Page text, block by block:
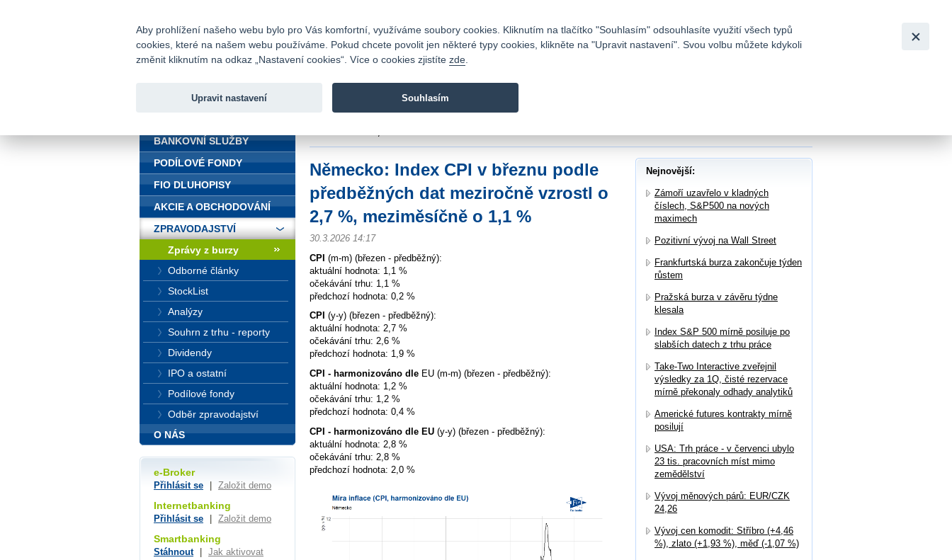
Fio banka
Fio banka je moderní česká banka. Poskytuje účty bez poplatků a
Německo: Index CPI v březnu podle
předběžných dat meziročně vzrostl o
2,7 %, meziměsíčně o 1,1 %
30.3.2026 14:17
CPI (m-m) (březen - předběžný):
aktuální hodnota: 1,1 %
očekávání trhu: 1,1 %
předchozí hodnota: 0,2 %
CPI (y-y) (březen - předběžný):
aktuální hodnota: 2,7 %
očekávání trhu: 2,6 %
předchozí hodnota: 1,9 %
CPI - harmonizováno dle EU (m-m) (březen - předběžný):
aktuální hodnota: 1,2 %
očekávání trhu: 1,2 %
předchozí hodnota: 0,4 %
CPI - harmonizováno dle EU (y-y) (březen - předběžný):
aktuální hodnota: 2,8 %
očekávání trhu: 2,8 %
předchozí hodnota: 2,0 %
Nejnovější:
Zámoří uzavřelo v kladných
číslech, S&P500 na nových
maximech
Pozitivní vývoj na Wall Street
Frankfurtská burza zakončuje týden
růstem
Pražská burza v závěru týdne
klesala
Index S&P 500 mírně posiluje po
slabších datech z trhu práce
Take-Two Interactive zveřejnil
výsledky za 1Q, čisté rezervace
mírně překonaly odhady analytiků
Americké futures kontrakty mírně
posilují
USA: Trh práce - v červenci ubylo
23 tis. pracovních míst mimo
zemědělství
Vývoj měnových párů: EUR/CZK
24,26
Vývoj cen komodit: Stříbro (+4,46
%), zlato (+1,93 %), měď (-1,07 %)
BANKOVNÍ SLUŽBY
PODÍLOVÉ FONDY
FIO DLUHOPISY
AKCIE A OBCHODOVÁNÍ
ZPRAVODAJSTVÍ
Zprávy z burzy
Odborné články
StockList
Analýzy
Souhrn z trhu - reporty
Dividendy
IPO a ostatní
Podílové fondy
Odběr zpravodajství
O NÁS
e-Broker
Přihlásit se Založit demo
Internetbanking
Přihlásit se Založit demo
Smartbanking
Stáhnout Jak aktivovat
Aby prohlížení našeho webu bylo pro Vás komfortní, využíváme soubory cookies. Kliknutím na tlačítko "Souhlasím" odsouhlasíte využití všech typů
cookies, které na našem webu používáme. Pokud chcete povolit jen některé typy cookies, klikněte na "Upravit nastavení". Svou volbu můžete kdykoli
změnit kliknutím na odkaz „Nastavení cookies“. Více o cookies zjistíte zde
Upravit nastavení Souhlasím